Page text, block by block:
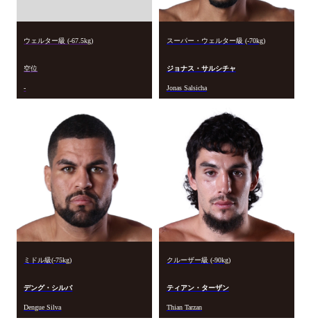
ウェルター級 (-67.5kg)
空位
-
スーパー・ウェルター級 (-70kg)
ジョナス・サルシチャ
Jonas Salsicha
ミドル級(-75kg)
デング・シルバ
Dengue Silva
クルーザー級 (-90kg)
ティアン・ターザン
Thian Tarzan